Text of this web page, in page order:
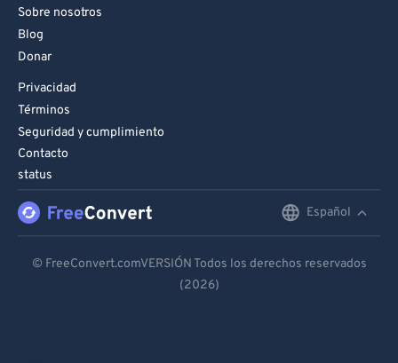
Sobre nosotros
Blog
Donar
Privacidad
Términos
Seguridad y cumplimiento
Contacto
status
Español
Español
© FreeConvert.comVERSIÓN Todos los derechos reservados
(2026)